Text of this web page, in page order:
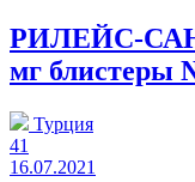
РИЛЕЙС-
мг блистеры
Турция
41
16.07.2021